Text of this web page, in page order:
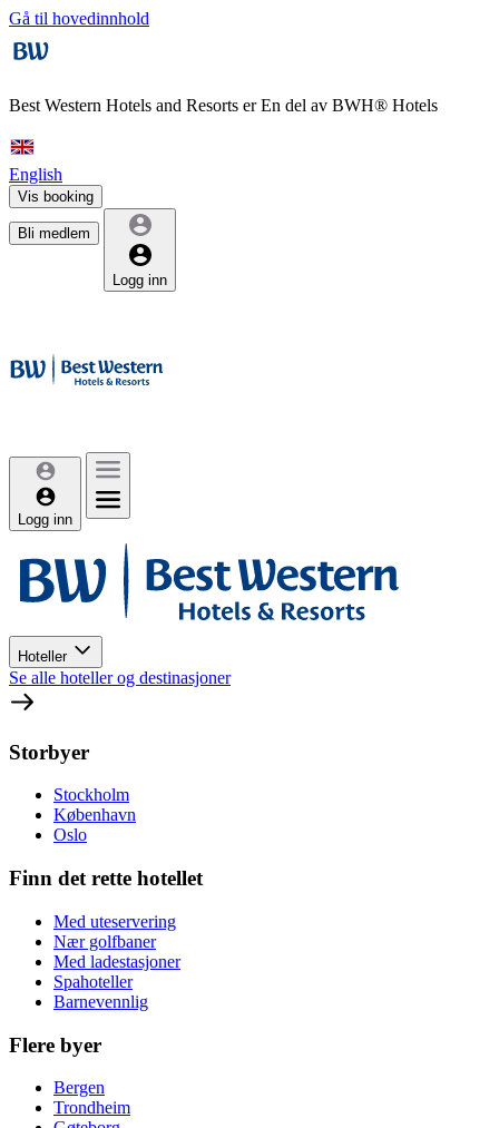
Gå til hovedinnhold
Best Western Hotels and Resorts erEn del av BWH® Hotels
English
Vis booking
Bli medlem
Logg inn
Logg inn
Hoteller
Se alle hoteller og destinasjoner
Storbyer
Stockholm
København
Oslo
Finn det rette hotellet
Med uteservering
Nær golfbaner
Med ladestasjoner
Spahoteller
Barnevennlig
Flere byer
Bergen
Trondheim